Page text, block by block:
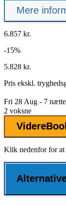
Mere
6.857 kr.
-15%
5.828 kr.
Pris ekskl.
Fri 28 Aug - 7
2 voksne
Videre
Klik nedenfor for at